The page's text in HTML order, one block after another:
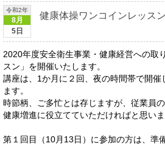
令和2年
8月
5日
健康体操ワンコインレッス
2020年度安全衛生事業・健康経営への取
スン」を開催いたします。
講座は、1か月に２回、夜の時間帯で開
ます。
時節柄、ご多忙とは存じますが、従業員
健康増進に役立てていただければと思いま
第１回目（10月13日）に参加の方は、準